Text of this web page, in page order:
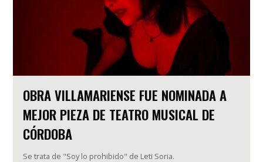
OBRA VILLAMARIENSE FUE NOMINADA A
MEJOR PIEZA DE TEATRO MUSICAL DE
CÓRDOBA
Se trata de "Soy lo prohibido" de Leti Soria.